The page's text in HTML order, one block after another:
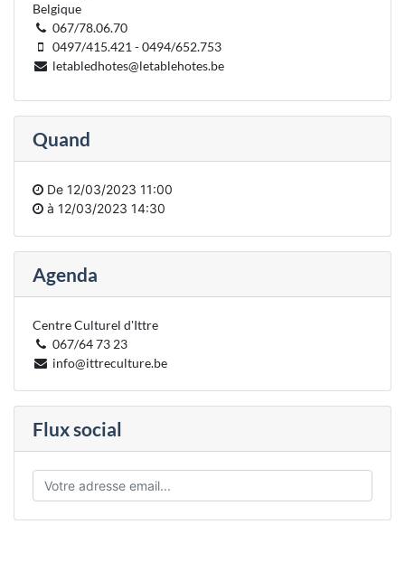
Belgique
067/78.06.70
0497/415.421 - 0494/652.753
letabledhotes@letablehotes.be
Quand
De 12/03/2023 11:00
à 12/03/2023 14:30
Agenda
Centre Culturel d'Ittre
067/64 73 23
info@ittreculture.be
Flux social